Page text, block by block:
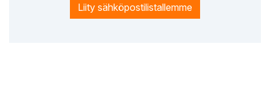
Liity sähköpostilistallemme